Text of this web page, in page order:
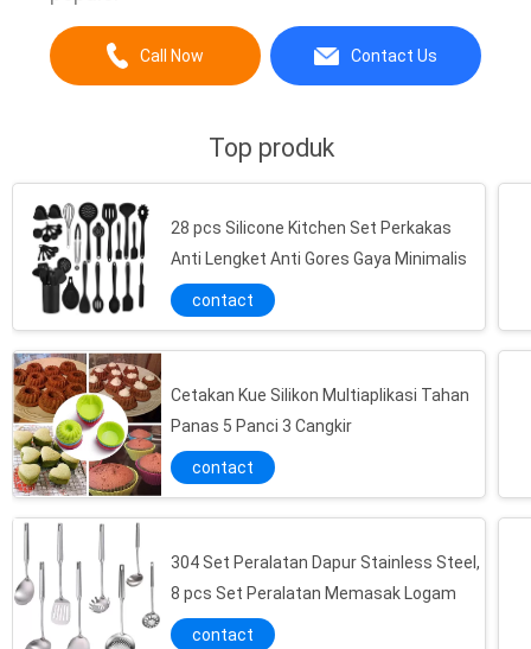
Call Now Contact Us
Top produk
28 pcs Silicone Kitchen Set Perkakas
Anti Lengket Anti Gores Gaya Minimalis
contact
Cetakan Kue Silikon Multiaplikasi Tahan
Panas 5 Panci 3 Cangkir
contact
304 Set Peralatan Dapur Stainless Steel,
8 pcs Set Peralatan Memasak Logam
contact